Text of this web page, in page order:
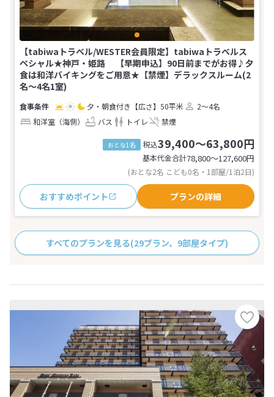
【tabiwaトラベル/WESTER会員限定】tabiwaトラベルス
ペシャル★神戸・姫路 【早期申込】90日前までがお得♪夕
食は和洋バイキングをご用意★【禁煙】デラックスルーム(2
名～4名1室)
夕・朝食付き 【広さ】50平米
2～4名
和洋室（海側）
バス トイレ 禁煙
おとな1名 税込39,400～63,800円
基本代金合計78,800〜127,600円
(おとな2名 こども0名・1部屋/1泊2日)
おすすめポイント プランの詳細
すべてのプランを見る(29プラン、9部屋タイプ)